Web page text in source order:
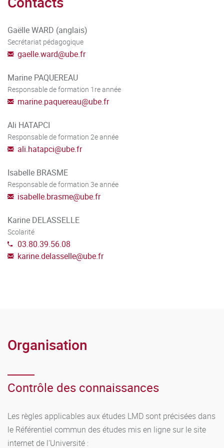
- déployer curiosité et honnêteté intellectuelles ;
- mettre en œuvre sa capacité de raisonnement analytique.
Gaëlle WARD (anglais)
Secrétariat pédagogique
gaelle.ward@ube.fr
Marine PAQUEREAU
Responsable de formation 1re année
marine.paquereau@ube.fr
Ali HATAPCI
Responsable de formation 2e année
ali.hatapci@ube.fr
Isabelle BRASME
Responsable de formation 3e année
isabelle.brasme@ube.fr
Karine DELASSELLE
Scolarité
03.80.39.56.08
karine.delasselle@ube.fr
Organisation
Contrôle des connaissances
Les règles applicables aux études LMD sont précisées dans
le Référentiel commun des études mis en ligne sur le site
internet de l’Université :